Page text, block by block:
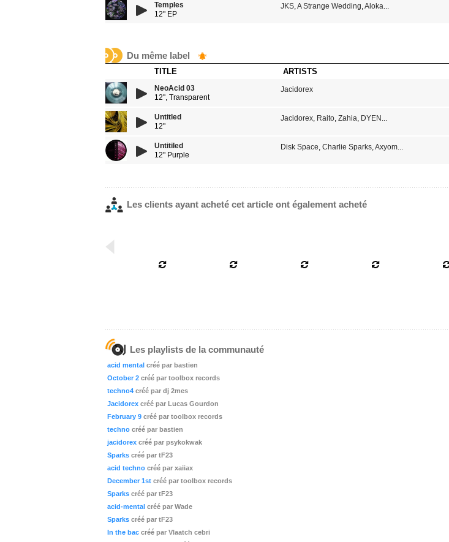
Temples
12" EP
JKS,A Strange Wedding,Aloka...
Du même label
TITLE ARTISTS
NeoAcid 03
12'', Transparent
Jacidorex
Untitled
12"
Jacidorex, Raito, Zahia, DYEN ...
Untitiled
12" Purple
Disk Space, Charlie Sparks,Axyom...
Les clients ayant acheté cet article ont également acheté
Les playlists de la communauté
acid mental créé par bastien
October 2 créé par toolbox records
techno4 créé par dj 2mes
Jacidorex créé par Lucas Gourdon
February 9 créé par toolbox records
techno créé par bastien
jacidorex créé par psykokwak
Sparks créé par tF23
acid techno créé par xaiiax
December 1st créé par toolbox records
Sparks créé par tF23
acid-mental créé par Wade
Sparks créé par tF23
In the bac créé par Vlaatch cebri